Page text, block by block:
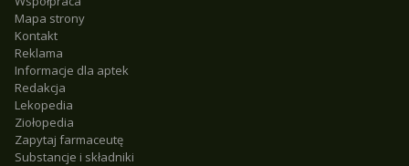
Mapa strony
Kontakt
Reklama
Informacje dla aptek
Redakcja
Lekopedia
Ziołopedia
Zapytaj farmaceutę
Substancje i składniki